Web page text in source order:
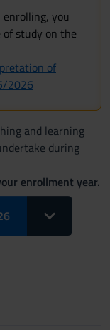
you
study on the
of
2026
and learning
during
enrollment year.
Toggle